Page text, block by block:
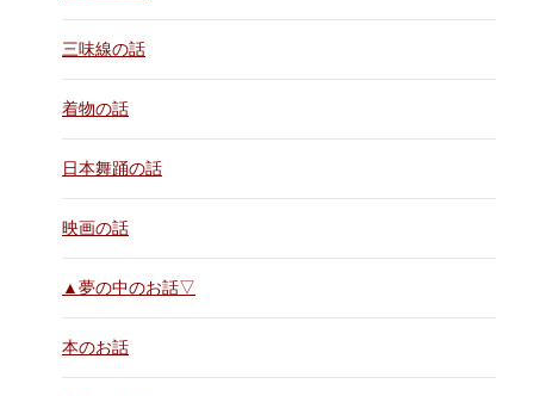
三味線の話
着物の話
日本舞踊の話
映画の話
▲夢の中のお話▽
本のお話